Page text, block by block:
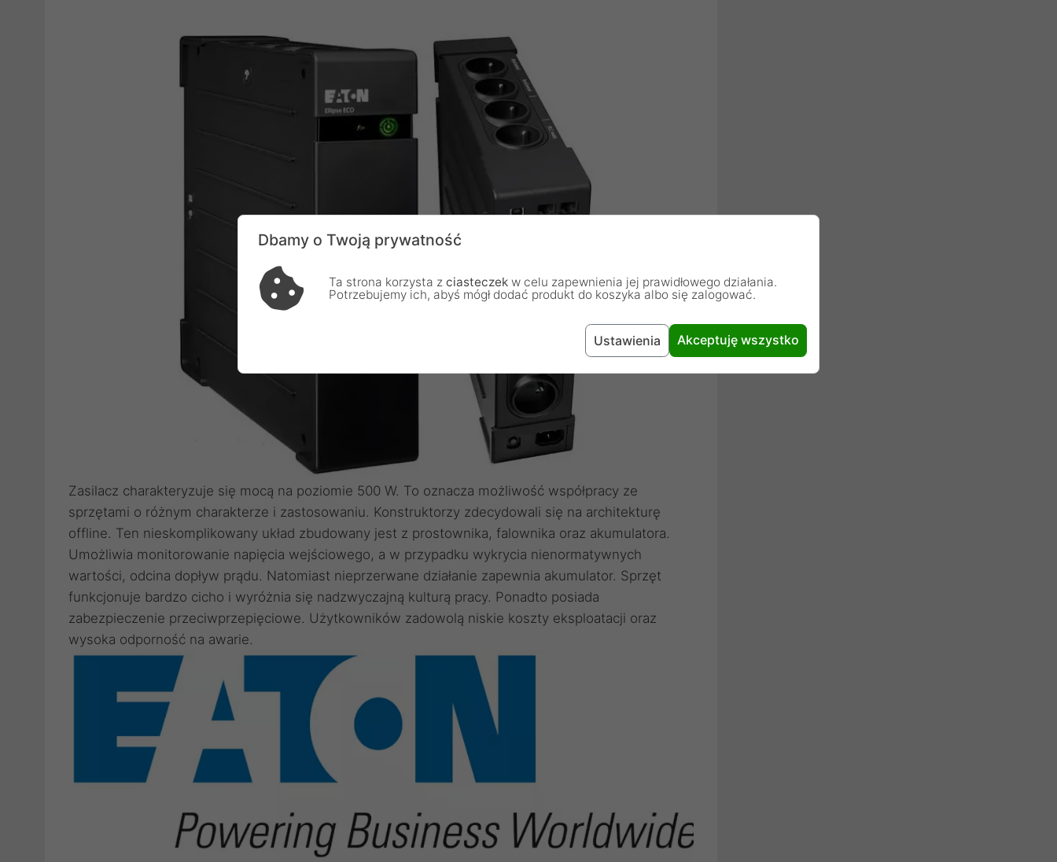
Zasilacz charakteryzuje się mocą na poziomie 500 W. To oznacza możliwość współpracy ze
sprzętami o różnym charakterze i zastosowaniu. Konstruktorzy zdecydowali się na architekturę
offline. Ten nieskomplikowany układ zbudowany jest z prostownika, falownika oraz akumulatora.
Umożliwia monitorowanie napięcia wejściowego, a w przypadku wykrycia nienormatywnych
wartości, odcina dopływ prądu. Natomiast nieprzerwane działanie zapewnia akumulator. Sprzęt
funkcjonuje bardzo cicho i wyróżnia się nadzwyczajną kulturą pracy. Ponadto posiada
zabezpieczenie przeciwprzepięciowe. Użytkowników zadowolą niskie koszty eksploatacji oraz
wysoka odporność na awarie.
Dbamy o Twoją prywatność
Ta strona korzysta z ciasteczek w celu zapewnienia jej prawidłowego działania.
Potrzebujemy ich, abyś mógł dodać produkt do koszyka albo się zalogować.
Ustawienia Akceptuję wszystko